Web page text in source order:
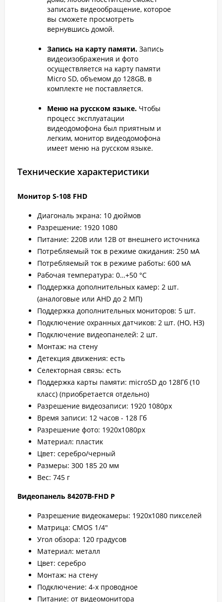
записать видеообращение, которое
вы сможете просмотреть
вернувшись домой.
Запись на карту памяти. Запись
видеоизображения и фото
осуществляется на карту памяти
Micro SD, объемом до 128GB, в
комплекте не поставляется.
Меню на русском языке. Чтобы
процесс эксплуатации
видеодомофона был приятным и
легким, монитор видеодомофона
имеет меню на русском языке.
Технические характеристики
Монитор S-108 FHD
Диагональ экрана: 10 дюймов
Разрешение: 1920 1080
Питание: 220В или 12В от внешнего источника
Потребляемый ток в режиме ожидания: 250 мА
Потребляемый ток в режиме работы: 600 мА
Рабочая температура: 0…+50 °C
Поддержка дополнительных камер: 2 шт.
(аналоговые или AHD до 2 МП)
Поддержка дополнительных мониторов: 5 шт.
Подключение охранных датчиков: 2 шт. (НО, НЗ)
Подключение видеопанелей: 2 шт.
Монтаж: на стену
Детекция движения: есть
Селекторная связь: есть
Поддержка карты памяти: microSD до 128Гб (10
класс) (приобретается отдельно)
Разрешение видеозаписи: 1920 1080px
Время записи: 12 часов - 128 Гб
Разрешение фото: 1920х1080px
Материал: пластик
Цвет: серебро/черный
Размеры: 300 185 20 мм
Вес: 745 г
Видеопанель 84207B-FHD Р
Разрешение видеокамеры: 1920x1080 пикселей
Матрица: CMOS 1/4"
Угол обзора: 120 градусов
Материал: металл
Цвет: серебро
Монтаж: на стену
Подключение: 4-х проводное
Питание: от видеомонитора